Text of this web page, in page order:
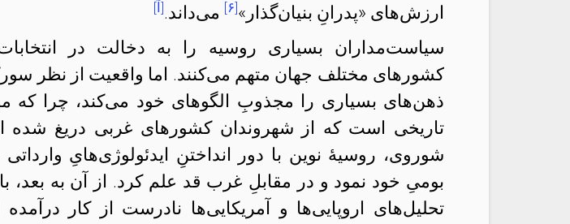
ارزش‌های «پدرانِ بنیان‌گذار»[۶] می‌داند.[آ]
سیاست‌مداران بسیاری روسیه را به دخالت در
کشورهای مختلف جهان متهم می‌کنند. اما واقعیت از نظر
ذهن‌های بسیاری را مجذوبِ الگوهای خود می‌کند، چرا که
تاریخی است که از شهروندان کشورهای غربی دریغ شده
شوروی، روسیهٔ نوین با دور انداختنِ ایدئولوژی‌هایِ
بومیِ خود نمود و در مقابلِ غرب قد علم کرد. از آن به بعد،
تحلیل‌های اروپایی‌ها و آمریکایی‌ها نادرست از کار